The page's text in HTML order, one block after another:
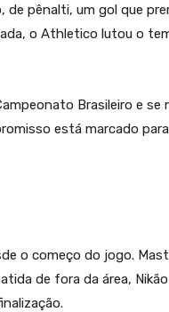
pênalti, um gol que
o Athletico lutou o
Brasileiro e se
está marcado
o começo do jogo.
de fora da área,